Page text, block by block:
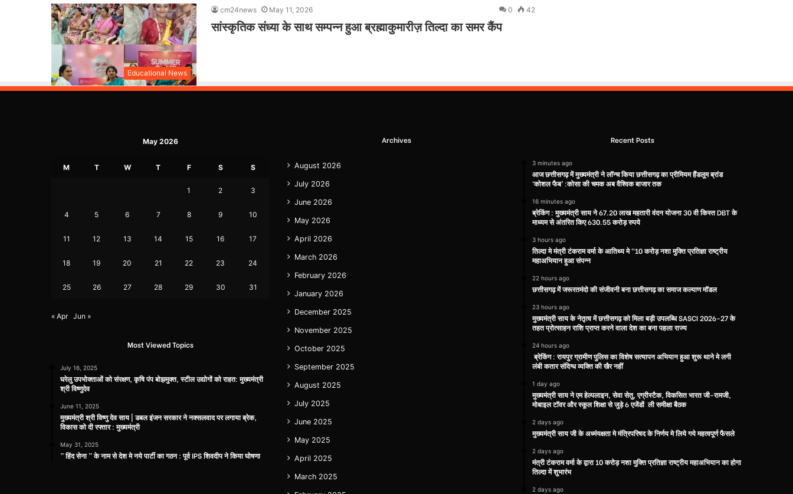
Educational News
cm24news May 11, 2026 0 42
सांस्कृतिक संध्या के साथ सम्पन्न हुआ ब्रह्माकुमारीज़ तिल्दा का समर कैंप
May 2026
M T W T F S S
1 2 3
4 5 6 7 8 9 10
11 12 13 14 15 16 17
18 19 20 21 22 23 24
25 26 27 28 29 30 31
« Apr Jun »
Most Viewed Topics
July 16, 2025
घरेलु उपभोक्ताओं को संरक्षण, कृषि पंप बोझमुक्त, स्टील उद्योगों को राहत: मुख्यमंत्री
श्री विष्णुदेव
June 11, 2025
मुख्यमंत्री श्री विष्णु देव साय | डबल इंजन सरकार ने नक्सलवाद पर लगाया ब्रेक,
विकास को दी रफ्तार : मुख्यमंत्री
May 31, 2025
” हिंद सेना ” के नाम से देश मे नये पार्टी का गठन : पूर्व IPS शिवदीप ने किया घोषणा
Archives
August 2026
July 2026
June 2026
May 2026
April 2026
March 2026
February 2026
January 2026
December 2025
November 2025
October 2025
September 2025
August 2025
July 2025
June 2025
May 2025
April 2025
March 2025
Recent Posts
3 minutes ago
आज छत्तीसगढ़ में मुख्यमंत्री ने लॉन्च किया छत्तीसगढ़ का प्रीमियम हैंडलूम ब्रांड
‘कोशल फैब’ :कोसा की चमक अब वैश्विक बाजार तक
16 minutes ago
ब्रेकिंग : मुख्यमंत्री साय ने 67.20 लाख महतारी वंदन योजना 30 वी किस्त DBT के
माध्यम से अंतरित किए 630.55 करोड़ रुपये
3 hours ago
तिल्दा मे मंत्री टंकराम वर्मा के आतिथ्य मे “10 करोड़ नशा मुक्ति प्रतिज्ञा राष्ट्रीय
महाअभियान हुआ संपन्न
22 hours ago
छत्तीसगढ़ में जरूरतमंदो की संजीवनी बना छत्तीसगढ़ का समाज कल्याण मॉडल
23 hours ago
मुख्यमंत्री साय के नेतृत्व में छत्तीसगढ़ को मिला बड़ी उपलब्धि SASCI 2026-27 के
तहत प्रोत्साहन राशि प्राप्त करने वाला देश का बना पहला राज्य
24 hours ago
ब्रेकिंग : रायपुर ग्रामीण पुलिस का विशेष सत्यापन अभियान हुआ शुरू थाने मे लगी
लंबी कतार संदिग्ध व्यक्ति की खैर नहीं
1 day ago
मुख्यमंत्री साय ने एम हेल्पलाइन, सेवा सेतु, एग्रीस्टैक, विकसित भारत जी-रामजी,
मोबाइल टॉवर और स्कूल शिक्षा से जुड़े 6 एजेंडों ली समीक्षा बैठक
2 days ago
मुख्यमंत्री साय जी के अध्मंयक्षता मे मंत्रिपरिषद के निर्णय मे लिये गये महत्वपूर्ण फैसले
2 days ago
मंत्री टंकराम वर्मा के द्वारा 10 करोड़ नशा मुक्ति प्रतिज्ञा राष्ट्रीय महाअभियान का होगा
तिल्दा में शुभारंभ
2 days ago